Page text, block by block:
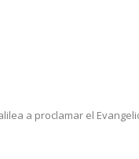
a proclamar el